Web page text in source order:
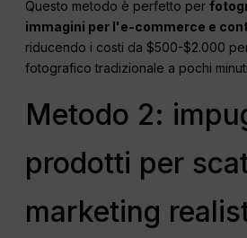
Questo metodo è perfetto per
immagini per l'e-commerce e
riducendo i costi da $500-$2.000
fotografico tradizionale a pochi
Metodo 2:
prodotti per
marketing